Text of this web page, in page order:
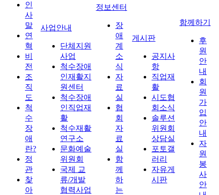
인
사
말
연
혁
비
전
조
직
도
척
수
장
애
란?
정
관
찾
아
사업안내
단체지원
사업
척수장애
인재활지
원센터
척수장애
인직업재
활
척수재활
연구소
문화예술
위원회
국제 교
류/개발
협력사업
정보센터
장
애
계
소
식
자
료
실
협
회
자
료
실
함
께
하
는
게시판
공지사
항
직업재
활
시도협
회소식
솔루션
위원회
상담실
포토갤
러리
자유게
시판
함께하기
후
원
안
내
회
원
가
입
안
내
자
원
봉
사
안